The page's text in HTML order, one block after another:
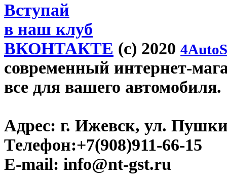
Вступай
в наш клуб
ВКОНТАКТЕ (c) 2020
современный интернет-
все для вашего автомобиля.
Адрес: г. Ижевск, ул.
Телефон:+7(908)911-66-15
E-mail: info@nt-gst.ru